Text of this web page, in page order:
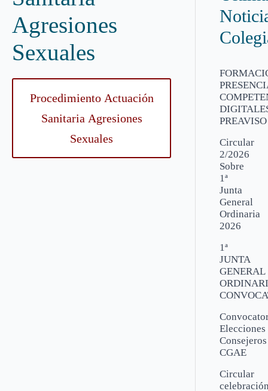
Agresiones
Sexuales
Procedimiento Actuación
Sanitaria Agresiones
Sexuales
PREAVISO
Circular
2/2026
Sobre
1ª
Junta
General
Ordinaria
2026
1ª
JUNTA
GENERAL
Elecciones
Consejeros
CGAE
Circular